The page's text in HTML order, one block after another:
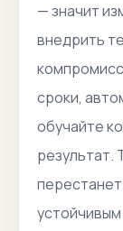
— значит
внедрить
сроки,
обучайте
результат.